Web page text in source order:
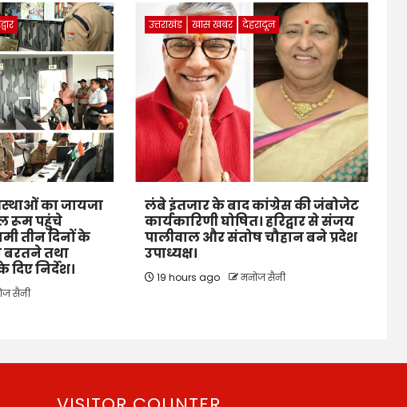
का जायजा
रूम पहुंचे
तीन दिनों के
बरतने तथा
दिए निर्देश।
सैनी
उत्तराखंड खास खबर देहरादून
लंबे इंतजार के बाद कांग्रेस की जंबोजेट
कार्यकारिणी घोषित। हरिद्वार से संजय
पालीवाल और संतोष चौहान बने प्रदेश
उपाध्यक्ष।
19 hours ago मनोज सैनी